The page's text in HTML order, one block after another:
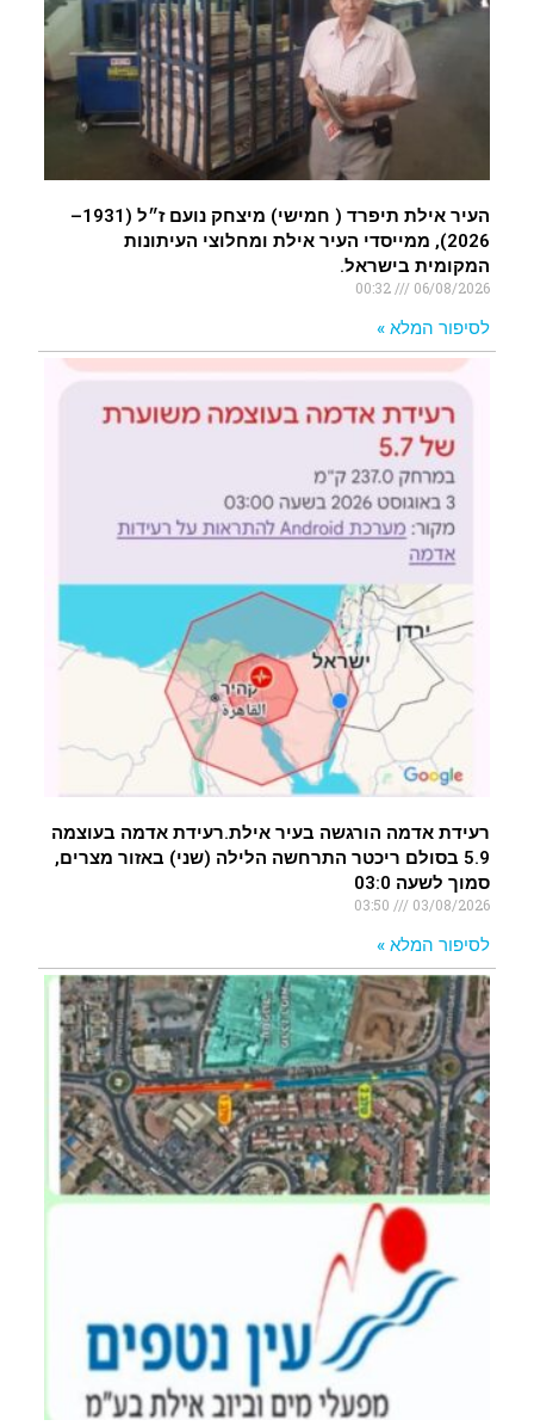
העיר אילת תיפרד ( חמישי) מיצחק נועם ז״ל (1931–
2026), ממייסדי העיר אילת ומחלוצי העיתונות
המקומית בישראל.
06/08/2026
00:32
לסיפור המלא »
רעידת אדמה הורגשה בעיר אילת.רעידת אדמה בעוצמה
5.9 בסולם ריכטר התרחשה הלילה (שני) באזור מצרים,
סמוך לשעה 03:0
03/08/2026
לסיפור המלא »